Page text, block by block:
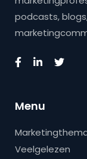
podcasts,
Menu
Veelgelezen